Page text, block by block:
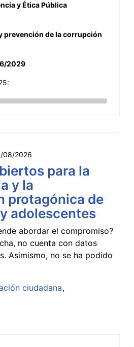
y Ética Pública
prevención de la corrupción
2029
08/2026
para la
y la
protagónica de
adolescentes
abordar el compromiso?
no cuenta con datos
Asimismo, no se ha podido
ciudadana